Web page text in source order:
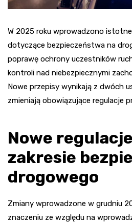
W 2025 roku wprowadzono
dotyczące bezpieczeństwa na
poprawę ochrony uczestników
kontroli nad niebezpiecznymi
Nowe przepisy wynikają z dwóch
zmieniają obowiązujące regulacje
Nowe
zakresie
drogowego
Zmiany wprowadzone w grudniu
znaczeniu ze względu na